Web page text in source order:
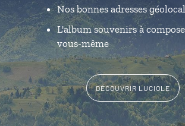
Nos bonnes adresses
L'album souvenirs à
vous-même
DÉCOUVRIR LUCIOLE